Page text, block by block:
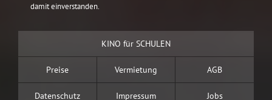
damit einverstanden.
KINO für SCHULEN
Preise Vermietung AGB
Datenschutz Impressum Jobs